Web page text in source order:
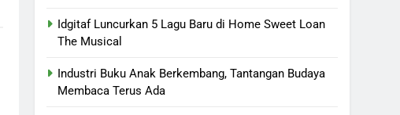
Idgitaf Luncurkan 5 Lagu Baru di Home Sweet Loan
The Musical
Industri Buku Anak Berkembang, Tantangan Budaya
Membaca Terus Ada